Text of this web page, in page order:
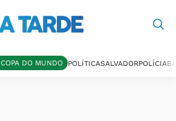
COPA DO MUNDO POLÍTICASALVADORPOLÍCIA